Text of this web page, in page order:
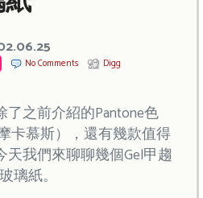
No Comments
Digg
了之前介紹的Pantone色
卡慕斯），還有幾款值得
我們來聊聊幾個Gel甲趨
璃紙。